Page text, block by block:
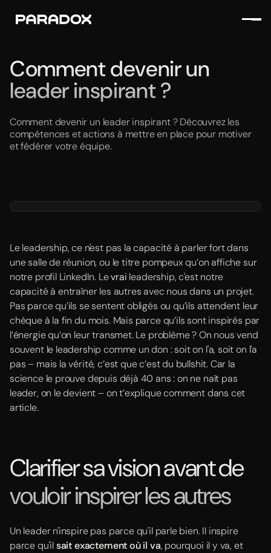
Comment devenir un
leader inspirant ?
Comment devenir un leader inspirant ? Découvrez les
compétences et actions à mettre en place pour motiver
et fédérer votre équipe.
Le leadership, ce n'est pas la capacité à parler fort dans
une salle de réunion, ou le titre pompeux qu’on affiche sur
notre profil LinkedIn. Levrai leadership, c'est notre
capacité à entraîner les autres avec nous dans un projet.
Pas parce qu’ils se sentent obligés ou qu’ils attendent leur
chèque à la fin du mois. Mais parce qu’ils sont inspirés par
l’énergie qu’on leur transmet. Le problème ? On nous vend
souvent le leadership comme un don : soit on l'a, soit on l'a
pas – mais la vérité, c’est que c’est du bullshit. Car la
science le prouve depuis déjà 40 ans : on ne naît pas
leader, on le devient – on t’explique comment dans cet
article.
Clarifier sa vision avant de
vouloir inspirer les autres
Un leader n'inspire pas parce qu'il parle bien. Il inspire
parce qu'ilsait exactement où il va, pourquoi il y va, et